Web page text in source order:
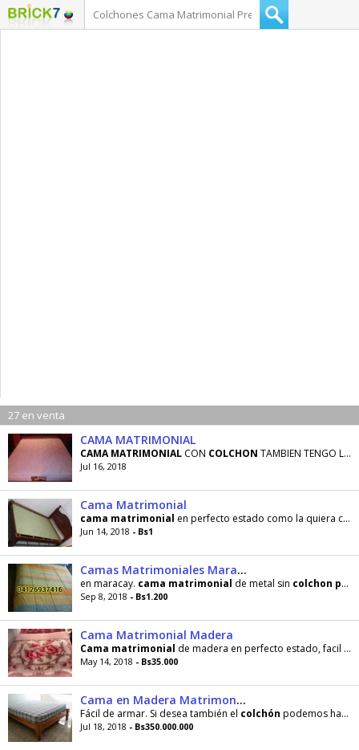
27 en venta
CAMA MATRIMONIAL
CAMA MATRIMONIAL CON COLCHON TAMBIEN TENGO LAS DOS MESAS DE NOCHES PUEDE LLEVARSE TODO POR UN BUEN
Jul 16, 2018
Cama Matrimonial
cama matrimonial en perfecto estado como la quiera con
Jun 14, 2018 - Bs1
Camas Matrimoniales Maracay
en maracay. cama matrimonial de metal sin colchon precio
Sep 8, 2018 - Bs1.200
Cama Matrimonial Madera
Cama matrimonial de madera en perfecto estado, facil de transportar, no incluye
May 14, 2018 - Bs35.000
Cama en Madera Matrimonial
Fácil de armar. Si desea también el colchón podemos hablar de
Jul 18, 2018 - Bs350.000.000